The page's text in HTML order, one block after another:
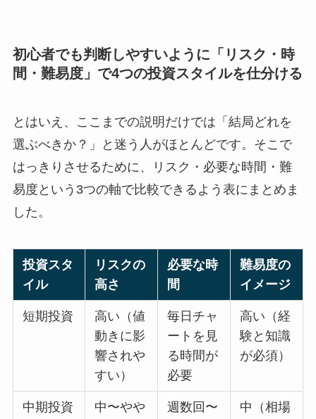
初心者でも判断しやすいように「リスク・時
間・難易度」で4つの投資スタイルを仕分ける
とはいえ、ここまでの説明だけでは「結局どれを
選ぶべきか？」と迷う人がほとんどです。そこで
はっきりさせるために、リスク・必要な時間・難
易度という3つの軸で比較できるよう表にまとめま
した。
投資スタ
イル
リスクの
高さ
必要な時
間
難易度の
イメージ
短期投資
高い（値
動きに影
響されや
すい）
毎日チャ
ートを見
る時間が
必要
高い（経
験と知識
が必須）
中期投資
中〜やや
週数回〜
中（相場